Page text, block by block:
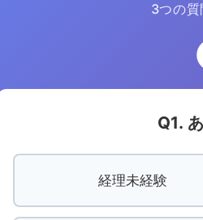
3つの
Q1.
経理未経験